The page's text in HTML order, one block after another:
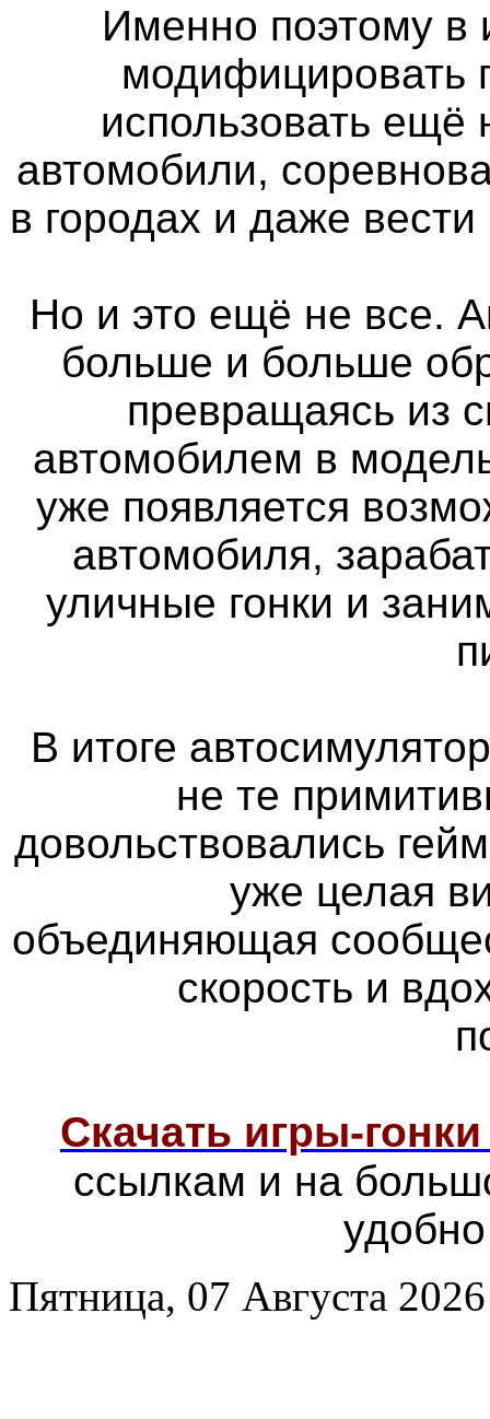
Именно поэтому в
модифицировать
использовать
автомобили,
в городах и даже
Но и это ещё не все.
больше и больше
превращаясь из
автомобилем в
уже появляется
автомобиля,
уличные гонки и
В итоге
не те
довольствовались
уже целая
объединяющая
скорость и
Скачать игры-
ссылкам и на
Пятница, 07 Августа 2026